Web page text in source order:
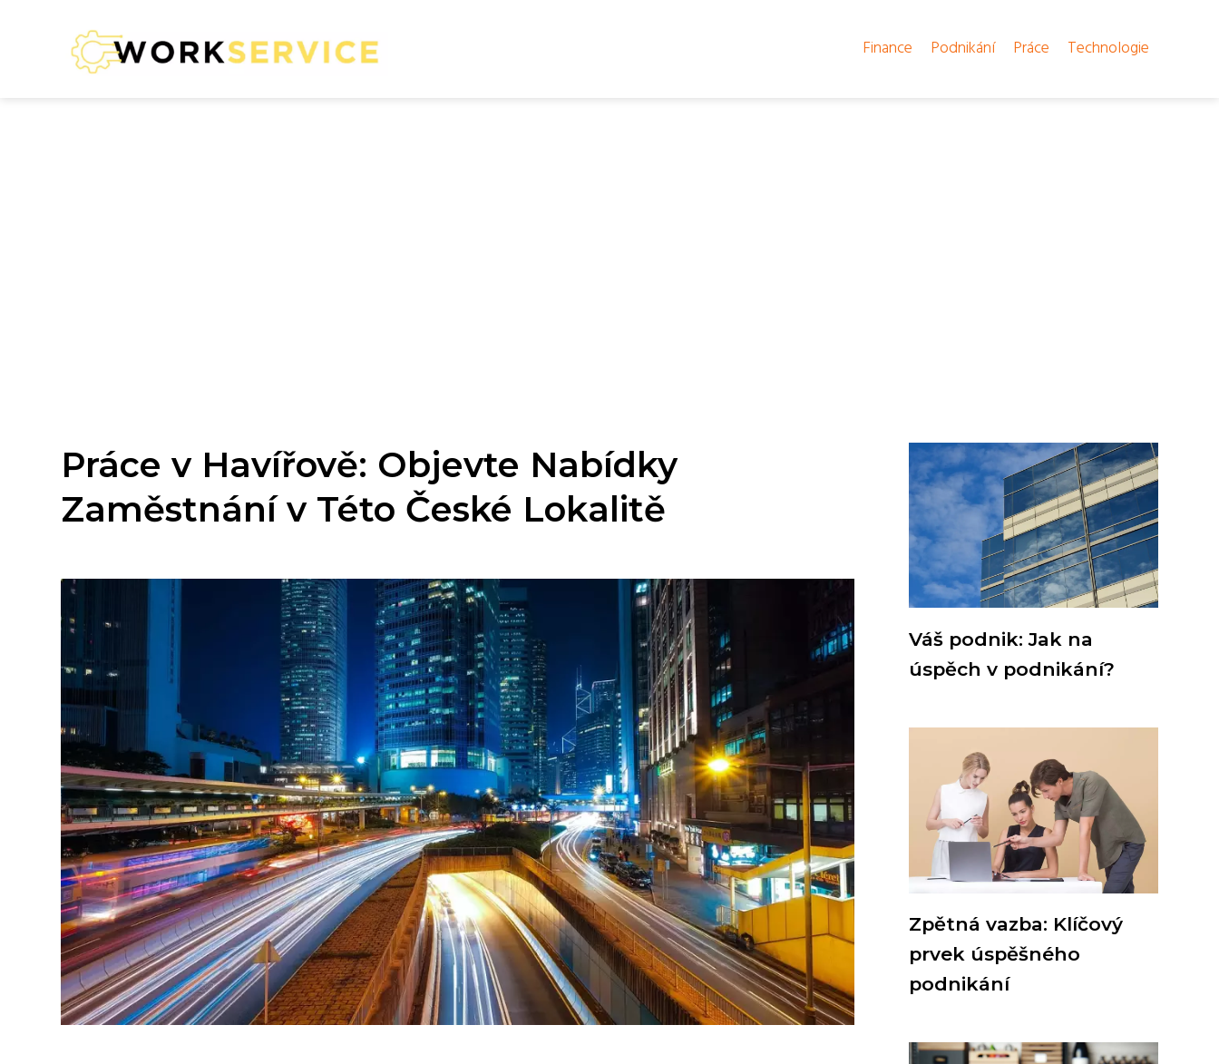
Finance Podnikání Práce Technologie
Práce v Havířově: Objevte Nabídky
Zaměstnání v Této České Lokalitě
Váš podnik: Jak na
úspěch v podnikání?
Zpětná vazba: Klíčový
prvek úspěšného
podnikání